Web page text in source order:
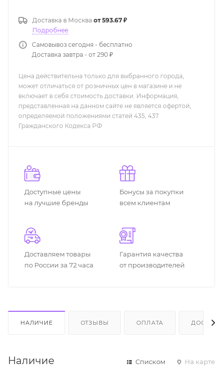
Доставка в Москва от 593.67 ₽
Подробнее
Самовывоз сегодня - бесплатно
Доставка завтра - от 290 ₽
Цена действительна только для выбранного города,
может отличаться от розничных цен в магазине и не
включает в себя стоимость доставки. Информация,
представленная на данном сайте не является офертой,
определяемой положениями статей 435, 437
Гражданского Кодекса РФ
Доступные цены
на лучшие бренды
Бонусы за покупки
всем клиентам
Доставляем товары
по России за 72 часа
Гарантия качества
от производителей
НАЛИЧИЕ ОТЗЫВЫ ОПЛАТА
Наличие Списком На карте